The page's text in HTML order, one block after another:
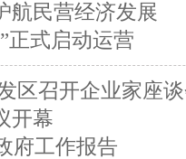
航民营经济发展
正式启动运营
区召开企业家座
开幕
府工作报告